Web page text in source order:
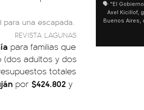
una escapada.
REVISTA LAGUNAS
para familias que
(dos adultos y dos
totales
por $424.802 y
🗣️ "El Gobierno sufrió una inmensa derrota" 🎙️
Axel Kicillof, gobernador de la Provincia de
Buenos Aires, caracterizó el proyecto de Ley
como "una lista sábana con temas nefastos"
y destacó "la movilización popular". 📌 La
Cayetano, donde también advirtió que "la
sociedad no solo sufre porque no llega sino